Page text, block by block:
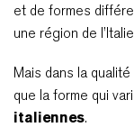
et de formes
une région de
Mais dans la
que la forme qui
italiennes.